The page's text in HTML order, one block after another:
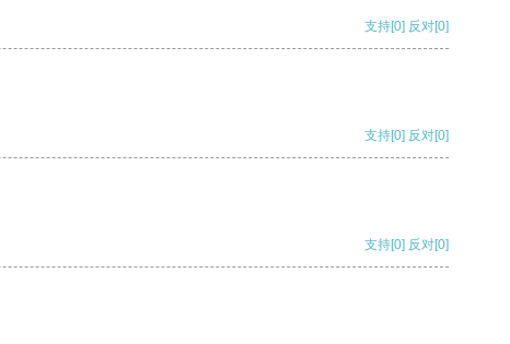
支持[0] 反对[0]
支持[0] 反对[0]
支持[0] 反对[0]